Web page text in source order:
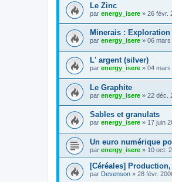
Le Zinc
par energy_isere » 26 févr.
Minerais :
par energy_isere » 06 mars
L' argent (silver)
par energy_isere » 04 mars
Le Graphite
par energy_isere » 22 déc.
Sables et granulats
par energy_isere » 17 juin
Un euro numérique
par energy_isere » 10 oct.
[Céréales]
par Devenson » 28 févr.